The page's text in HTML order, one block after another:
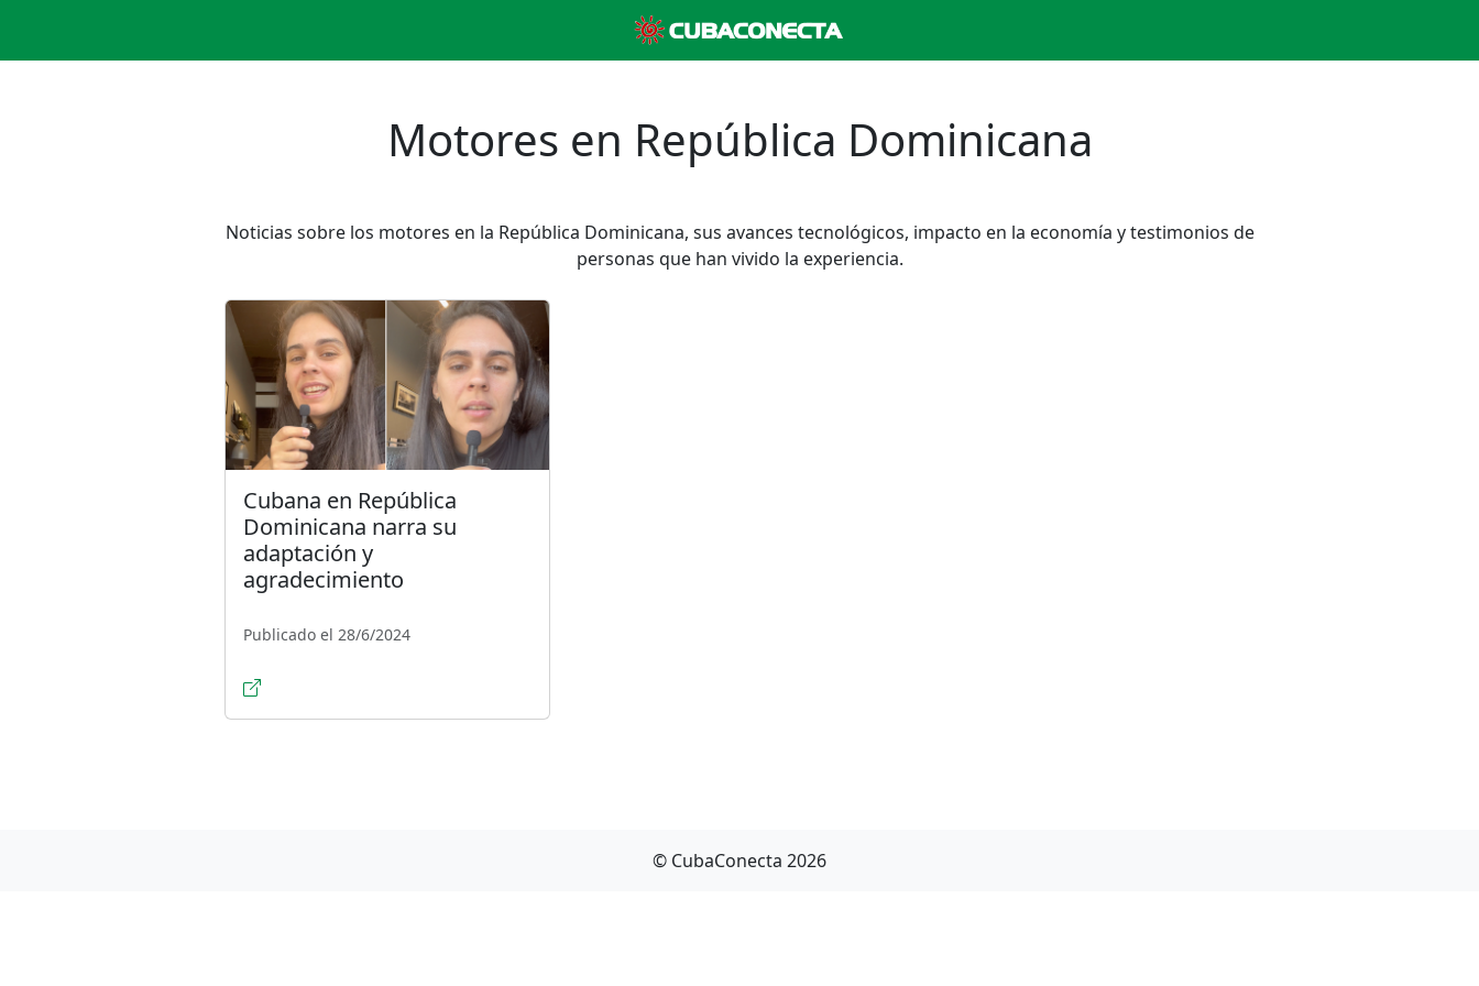
Motores en República Dominicana
Noticias sobre los motores en la República Dominicana, sus avances tecnológicos, impacto en la economía y testimonios de
personas que han vivido la experiencia.
Cubana en República
Dominicana narra su
adaptación y
agradecimiento
Publicado el 28/6/2024
© CubaConecta 2026